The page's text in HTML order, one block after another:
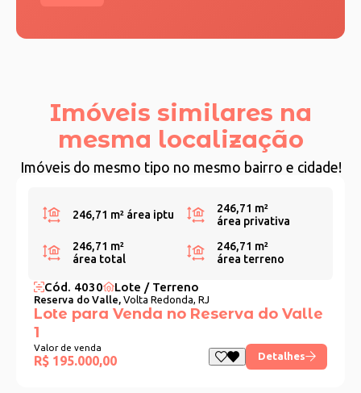
Imóveis similares na
mesma localização
Imóveis do mesmo tipo no mesmo bairro e cidade!
246,71 m² área iptu
246,71 m²
área privativa
246,71 m²
área total
246,71 m²
área terreno
Cód. 4030 Lote / Terreno
Reserva do Valle, Volta Redonda, RJ
Lote para Venda no Reserva do Valle
1
Valor de venda
R$ 195.000,00 Detalhes